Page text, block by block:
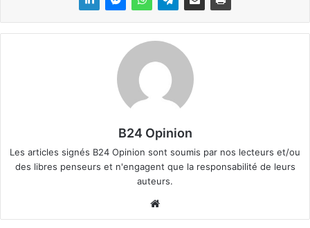
B24 Opinion
Les articles signés B24 Opinion sont soumis par nos lecteurs et/ou
des libres penseurs et n'engagent que la responsabilité de leurs
auteurs.
bsi